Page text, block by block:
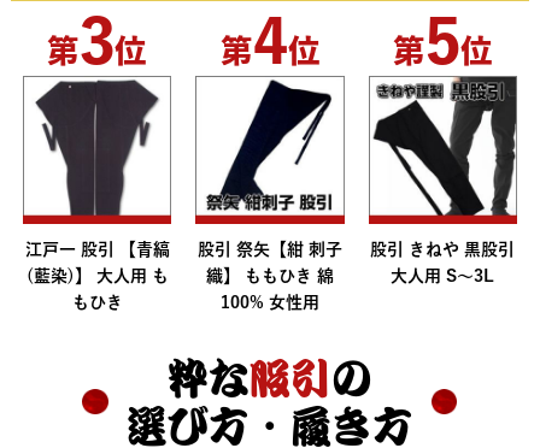
第3位
江戸一 股引 【青縞
(藍染)】 大人用 も
もひき
第4位
股引 祭矢【紺 刺子
織】 ももひき 綿
100% 女性用
第5位
股引 きねや 黒股引
大人用 S～3L
粋な股引の
選び方・履き方